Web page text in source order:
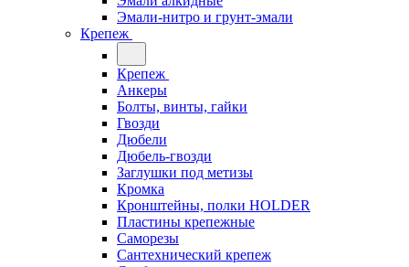
Эмали-нитро и грунт-эмали
Крепеж
Крепеж
Анкеры
Болты, винты, гайки
Гвозди
Дюбели
Дюбель-гвозди
Заглушки под метизы
Кромка
Кронштейны, полки НОLDER
Пластины крепежные
Саморезы
Сантехнический крепеж